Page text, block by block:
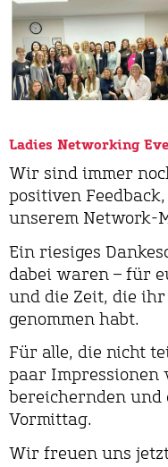
Ladies Networking
Wir sind immer
positiven
unserem Network-
Ein riesiges
dabei waren – für
und die Zeit, die ihr
genommen habt.
Für alle, die nicht
paar Impressionen
bereichernden
Vormittag.
Wir freuen uns